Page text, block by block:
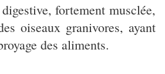
fortement musclée,
oiseaux granivores, ayant
des aliments.